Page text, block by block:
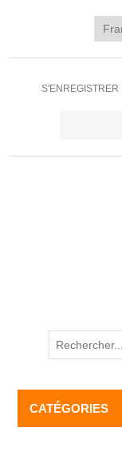
S'ENREGISTRER
CATÉGORIES